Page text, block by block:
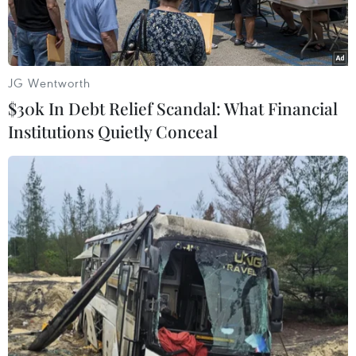
tai.
Đội ngũ chuyên gia Việt Nam chuẩn bị thử nghiệm nhiệt chân
không cho vệ tinh MicroDragon. (Ảnh: VNSC)
Dự án “Phòng chống thiên tai và biến đổi khí
hậu sử dụng vệ tinh quan sát trái đất” được
JG Wentworth
$30k In Debt Relief Scandal: What Financial
Institutions Quietly Conceal